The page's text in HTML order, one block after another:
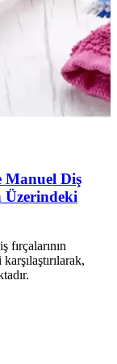
Manuel Diş
Üzerindeki
fırçalarının